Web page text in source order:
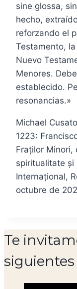
sine glossa,
hecho,
reforzando el
Testamento,
Nuevo
Menores.
establecido.
resonancias.»
Michael
1223:
Fraților Minori,
spiritualitate și
Internațional,
octubre de
Te